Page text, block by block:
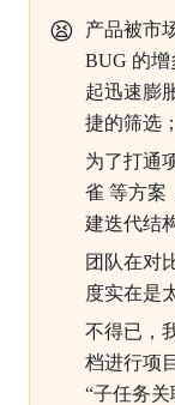
😫
产品被市
BUG 的
起迅速膨
捷的筛选
为了打通
雀 等方案
建迭代结
团队在对
度实在是
不得已，
档进行项
“子任务关